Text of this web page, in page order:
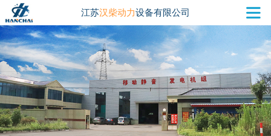
江苏汉柴动力设备有限公司